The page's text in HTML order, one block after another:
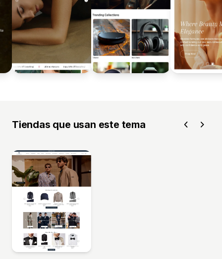
Tiendas que usan este tema